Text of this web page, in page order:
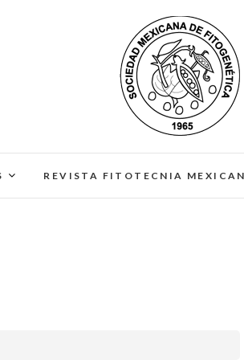
REVISTA FITOTECNIA